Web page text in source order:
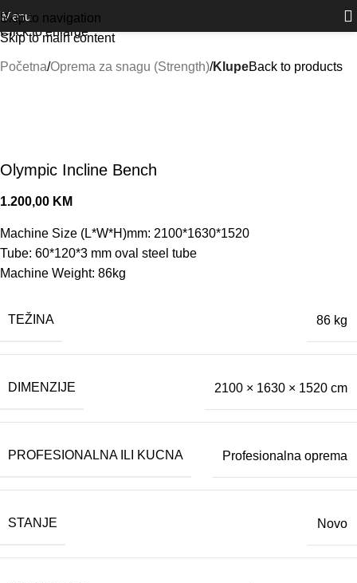
Skip to navigation
Skip to main content
Outlet
Menu
Click to enlarge
Početna Oprema za snagu (Strength) KlupeBack to products
Olympic Incline Bench
1.200,00 KM
Machine Size (L*W*H)mm: 2100*1630*1520
Tube: 60*120*3 mm oval steel tube
Machine Weight: 86kg
TEŽINA 86 kg
DIMENZIJE 2100 × 1630 × 1520 cm
PROFESIONALNA ILI KUCNA Profesionalna oprema
STANJE Novo